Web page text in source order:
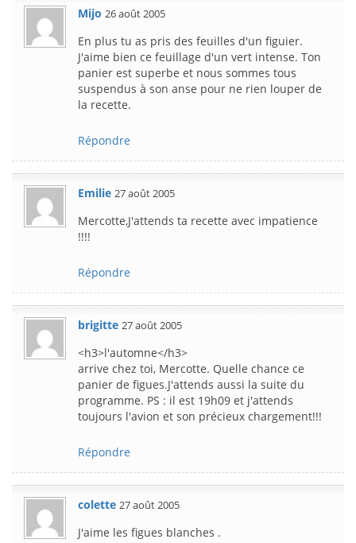
Mijo 26 août 2005
En plus tu as pris des feuilles d'un figuier.
J'aime bien ce feuillage d'un vert intense. Ton
panier est superbe et nous sommes tous
suspendus à son anse pour ne rien louper de
la recette.
Répondre
Emilie 27 août 2005
Mercotte,J'attends ta recette avec impatience
!!!!
Répondre
brigitte 27 août 2005
<h3>l'automne</h3>
arrive chez toi, Mercotte. Quelle chance ce
panier de figues.J'attends aussi la suite du
programme. PS : il est 19h09 et j'attends
toujours l'avion et son précieux chargement!!!
Répondre
colette 27 août 2005
J'aime les figues blanches .